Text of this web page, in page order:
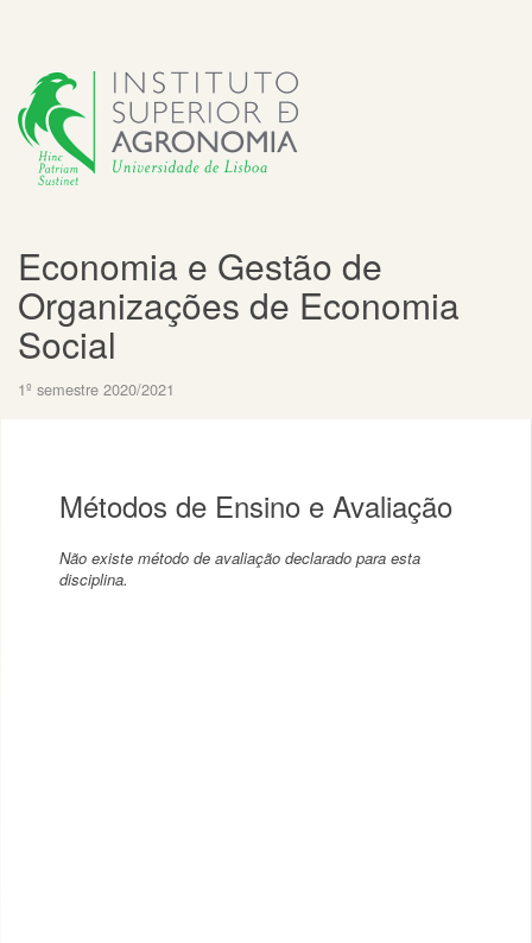
Economia e Gestão de
Organizações de Economia
Social
1º semestre 2020/2021
Métodos de Ensino e Avaliação
Não existe método de avaliação declarado para esta
disciplina.